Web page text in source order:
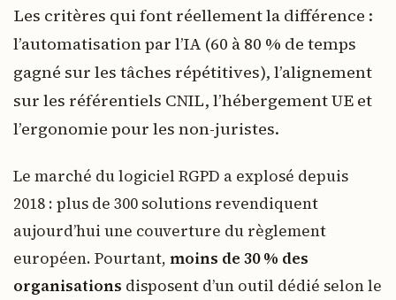
Les critères qui font réellement la différence :
l’automatisation par l’IA (60 à 80 % de temps
gagné sur les tâches répétitives), l’alignement
sur les référentiels CNIL, l’hébergement UE et
l’ergonomie pour les non-juristes.
Le marché du logiciel RGPD a explosé depuis
2018 : plus de 300 solutions revendiquent
aujourd’hui une couverture du règlement
européen. Pourtant, moins de 30 % des
organisations disposent d’un outil dédié selon le